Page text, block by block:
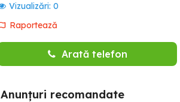
Vizualizări: 0
Raportează
Arată telefon
Anunțuri recomandate